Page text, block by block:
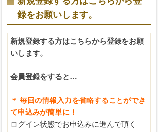
録をお願いします。
新規登録する方はこちらから登録をお願
いします。
会員登録をすると…
＊ 毎回の情報入力を省略することができ
て申込みが簡単に！
ログイン状態でお申込みに進んで頂く